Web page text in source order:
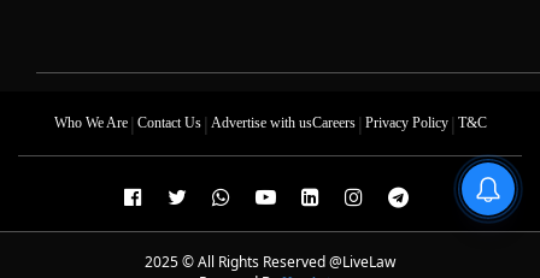
Who We Are| Contact Us| Advertise with usCareers| Privacy Policy| T&C
2025 © All Rights Reserved @LiveLaw